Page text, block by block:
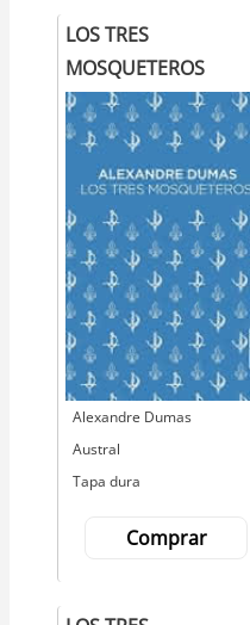
LOS TRES
MOSQUETEROS
Autor
Alexandre Dumas
Editorial
Austral
Tapa dura
Comprar